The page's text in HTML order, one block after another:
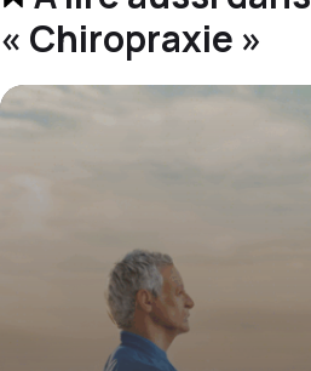
« Chiropraxie »